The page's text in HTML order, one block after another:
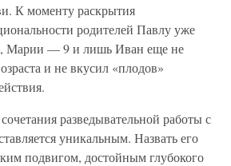
К моменту раскрытия
родителей Павлу уже
Марии — 9 и лишь Иван еще не
и не вкусил «плодов»
разведывательной работы с
уникальным. Назвать его
подвигом, достойным глубокого